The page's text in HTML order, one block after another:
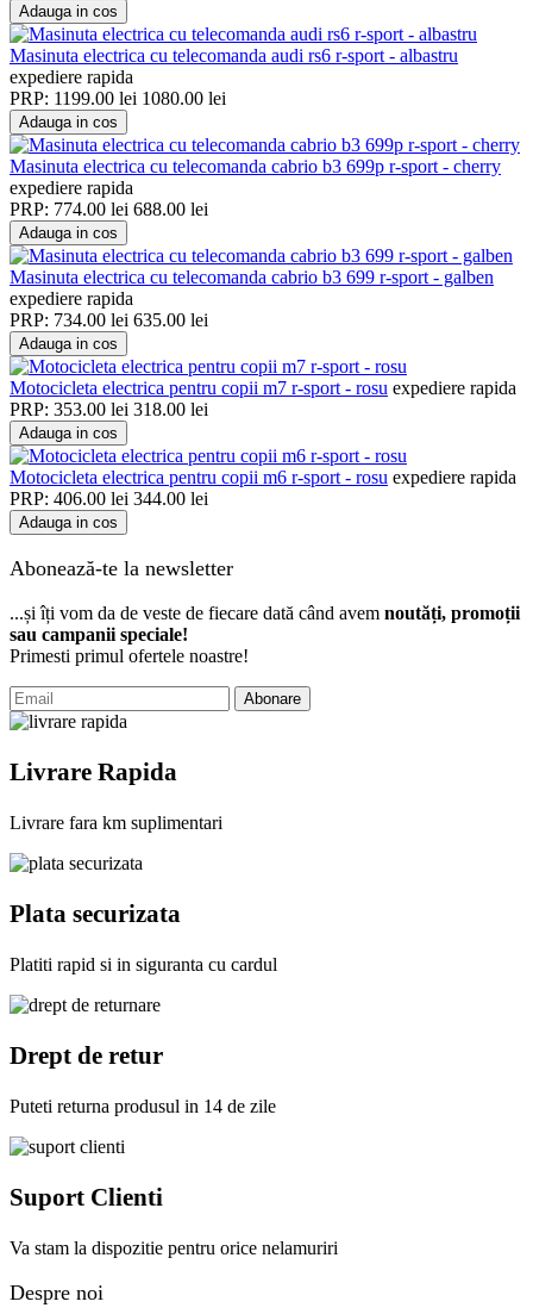
Adauga in cos
Masinuta electrica cu telecomanda audi rs6 r-sport - albastru
expediere rapida
PRP: 1199.00 lei 1080.00 lei
Adauga in cos
Masinuta electrica cu telecomanda cabrio b3 699p r-sport - cherry
expediere rapida
PRP: 774.00 lei 688.00 lei
Adauga in cos
Masinuta electrica cu telecomanda cabrio b3 699 r-sport - galben
expediere rapida
PRP: 734.00 lei 635.00 lei
Adauga in cos
Motocicleta electrica pentru copii m7 r-sport - rosu expediere rapida
PRP: 353.00 lei 318.00 lei
Adauga in cos
Motocicleta electrica pentru copii m6 r-sport - rosu expediere rapida
PRP: 406.00 lei 344.00 lei
Adauga in cos
Abonează-te la newsletter
...și îți vom da de veste de fiecare dată când avem noutăți, promoții
sau campanii speciale!
Primesti primul ofertele noastre!
Abonare
Livrare Rapida
Livrare fara km suplimentari
Plata securizata
Platiti rapid si in siguranta cu cardul
Drept de retur
Puteti returna produsul in 14 de zile
Suport Clienti
Va stam la dispozitie pentru orice nelamuriri
Despre noi